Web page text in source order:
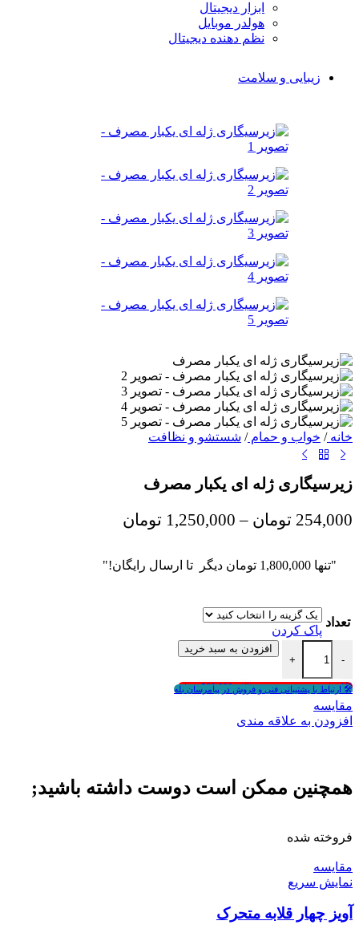
ابزار دیجیتال
هولدر موبایل
نظم دهنده دیجیتال
زیبایی و سلامت
خانه/ خواب و حمام/ شستشو و نظافت
زیرسیگاری ژله ای یکبار مصرف
254,000 تومان –
1,250,000 تومان
تا
"تنها 1,800,000 تومان دیگر تا ارسال رایگان!"
تعداد
پاک کردن
-
زیرسیگاری ژله ای یکبار مصرف عدد
+
افزودن به سبد خرید
🎁انتخاب هدیه در سبد خرید بالای 500,000 تومان
🛠 ارتباط با پشتیبانی فنی و فروش در پیامرسان بله
مقايسه
افزودن به علاقه مندی
همچنین ممکن است دوست داشته باشید;
فروخته شده
مقايسه
نمایش سریع
آویز چهار قلابه متحرک